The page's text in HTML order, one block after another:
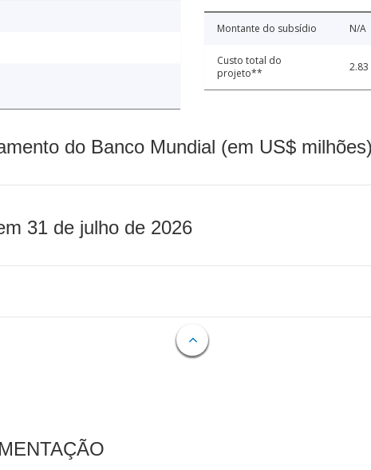
Montante do subsídio N/A
Custo total do
projeto**
2.83
do Banco Mundial (em US$
31 de julho de 2026